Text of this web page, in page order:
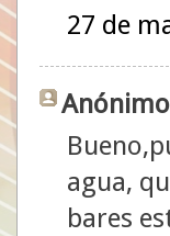
27 de
agua,
bares